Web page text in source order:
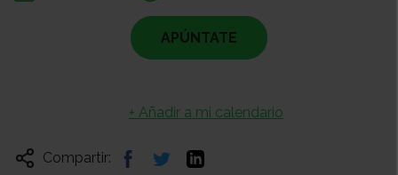
APÚNTATE
+ Añadir a mi calendario
Compartir: